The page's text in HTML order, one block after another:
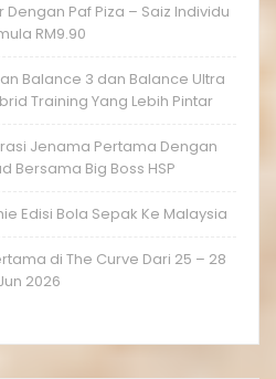
Dengan Paf Piza – Saiz Individu
RM9.90
Balance 3 dan Balance Ultra
Training Yang Lebih Pintar
Jenama Pertama Dengan
Bersama Big Boss HSP
Edisi Bola Sepak Ke Malaysia
di The Curve Dari 25 – 28
2026